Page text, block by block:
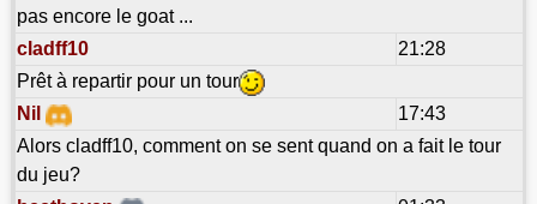
pas encore le goat ...
cladff10
21:28
Prêt à repartir pour un tour
Nil
17:43
Alors cladff10, comment on se sent quand on a fait le tour
du jeu?